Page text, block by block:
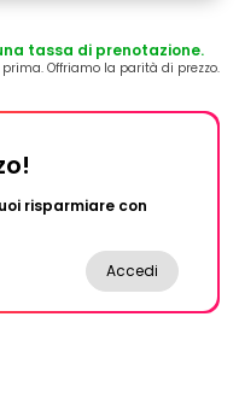
tassa di prenotazione.
Offriamo la parità di prezzo.
risparmiare con
Accedi